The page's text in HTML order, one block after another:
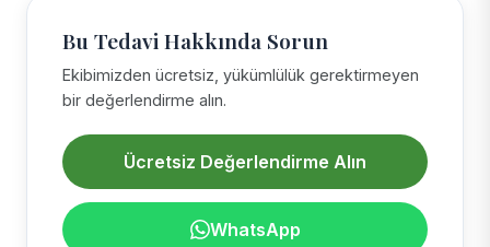
Bu Tedavi Hakkında Sorun
Ekibimizden ücretsiz, yükümlülük gerektirmeyen
bir değerlendirme alın.
Ücretsiz Değerlendirme Alın
WhatsApp